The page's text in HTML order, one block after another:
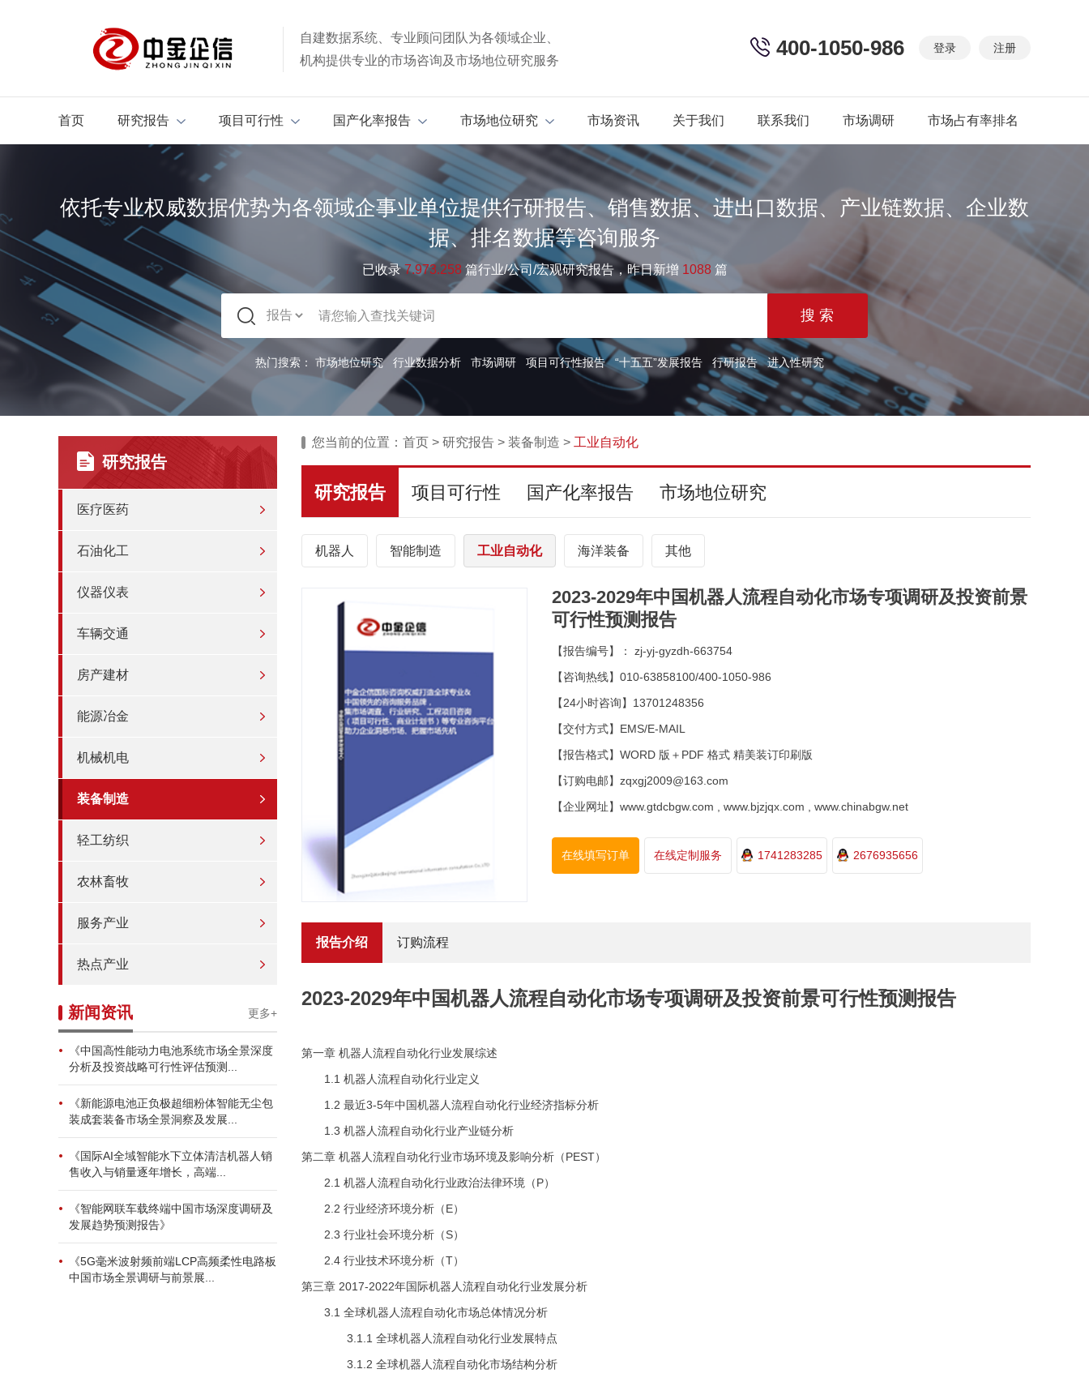
自建数据系统、专业顾问团队为各领域企业、
机构提供专业的市场咨询及市场地位研究服务
登录 注册
400-1050-986
首页 研究报告 项目可行性 国产化率报告 市场地位研究 市场资讯 关于我们 联系我们 市场调研 市场占有率排名
依托专业权威数据优势为各领域企事业单位提供行研报告、销售数据、进出口数据、产业链数据、企业数
据、排名数据等咨询服务
已收录7.973.258 篇行业/公司/宏观研究报告，昨日新增 1088 篇
热门搜索： 市场地位研究 行业数据分析 市场调研 项目可行性报告 “十五五”发展报告 行研报告 进入性研究
研究报告
医疗医药
石油化工
仪器仪表
车辆交通
房产建材
能源冶金
机械机电
装备制造
轻工纺织
农林畜牧
服务产业
热点产业
新闻资讯 更多+
《中国高性能动力电池系统市场全景深度
分析及投资战略可行性评估预测...
《新能源电池正负极超细粉体智能无尘包
装成套装备市场全景洞察及发展...
《国际AI全域智能水下立体清洁机器人销
售收入与销量逐年增长，高端...
《智能网联车载终端中国市场深度调研及
发展趋势预测报告》
《5G毫米波射频前端LCP高频柔性电路板
中国市场全景调研与前景展...
您当前的位置： 首页 > 研究报告 > 装备制造 > 工业自动化
研究报告 项目可行性 国产化率报告 市场地位研究
机器人 智能制造 工业自动化 海洋装备 其他
2023-2029年中国机器人流程自动化市场专项调研及投资前景
可行性预测报告
【报告编号】： zj-yj-gyzdh-663754
【咨询热线】010-63858100/400-1050-986
【24小时咨询】13701248356
【交付方式】EMS/E-MAIL
【报告格式】WORD 版＋PDF 格式 精美装订印刷版
【订购电邮】zqxgj2009@163.com
【企业网址】www.gtdcbgw.com , www.bjzjqx.com , www.chinabgw.net
在线填写订单 在线定制服务 1741283285 2676935656
报告介绍 订购流程
2023-2029年中国机器人流程自动化市场专项调研及投资前景可行性预测报告
第一章 机器人流程自动化行业发展综述
1.1 机器人流程自动化行业定义
1.2 最近3-5年中国机器人流程自动化行业经济指标分析
1.3 机器人流程自动化行业产业链分析
第二章 机器人流程自动化行业市场环境及影响分析（PEST）
2.1 机器人流程自动化行业政治法律环境（P）
2.2 行业经济环境分析（E）
2.3 行业社会环境分析（S）
2.4 行业技术环境分析（T）
第三章 2017-2022年国际机器人流程自动化行业发展分析
3.1 全球机器人流程自动化市场总体情况分析
3.1.1 全球机器人流程自动化行业发展特点
3.1.2 全球机器人流程自动化市场结构分析